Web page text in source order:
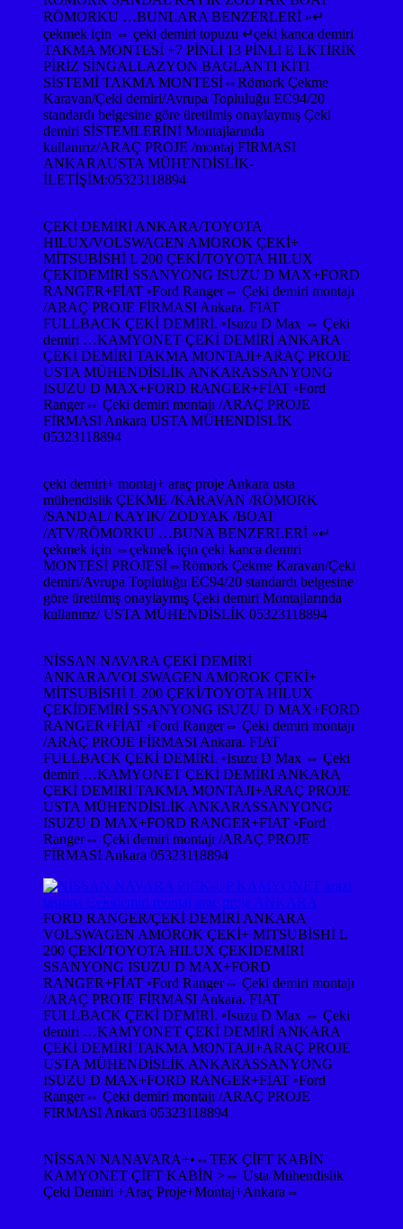
RÖMORKU …BUNLARA BENZERLERİ »↵
çekmek için ⇔ çeki demiri topuzu ↵çeki kanca demiri
TAKMA MONTESİ +7 PİNLİ 13 PİNLİ E LKTİRİK
PİRİZ SİNGALLAZYON BAGLANTI KİTİ
SİSTEMİ TAKMA MONTESİ⇔Römork Çekme
Karavan/Çeki demiri/Avrupa Topluluğu EC94/20
standardı belgesine göre üretilmiş onaylaymış Çeki
demiri SİSTEMLERİNİ Montajlarında
kullanırız/ARAÇ PROJE /montaj FİRMASI
ANKARAUSTA MÜHENDİSLİK-
İLETİŞİM:05323118894
ÇEKİ DEMİRİ ANKARA/TOYOTA
HILUX/VOLSWAGEN AMOROK ÇEKİ+
MİTSUBİSHİ L 200 ÇEKİ/TOYOTA HILUX
ÇEKİDEMİRİ SSANYONG ISUZU D MAX+FORD
RANGER+FİAT ◦Ford Ranger⇔ Çeki demiri montajı
/ARAÇ PROJE FİRMASI Ankara. FIAT
FULLBACK ÇEKİ DEMİRİ. ◦Isuzu D Max ⇔ Çeki
demiri …KAMYONET ÇEKİ DEMİRİ ANKARA
ÇEKİ DEMİRİ TAKMA MONTAJI+ARAÇ PROJE
USTA MÜHENDİSLİK ANKARASSANYONG
ISUZU D MAX+FORD RANGER+FİAT ◦Ford
Ranger⇔ Çeki demiri montajı /ARAÇ PROJE
FİRMASI Ankara USTA MÜHENDİSLİK
05323118894
çeki demiri+ montaj+ araç proje Ankara usta
mühendislik ÇEKME /KARAVAN /RÖMORK
/SANDAL/ KAYIK/ ZODYAK /BOAT
/ATV/RÖMORKU …BUNA BENZERLERİ »↵
çekmek için ⇔çekmek için çeki kanca demiri
MONTESİ PROJESİ⇔Römork Çekme Karavan/Çeki
demiri/Avrupa Topluluğu EC94/20 standardı belgesine
göre üretilmiş onaylaymış Çeki demiri Montajlarında
kullanırız/ USTA MÜHENDİSLİK 05323118894
NİSSAN NAVARA ÇEKİ DEMİRİ
ANKARA/VOLSWAGEN AMOROK ÇEKİ+
MİTSUBİSHİ L 200 ÇEKİ/TOYOTA HILUX
ÇEKİDEMİRİ SSANYONG ISUZU D MAX+FORD
RANGER+FİAT ◦Ford Ranger⇔ Çeki demiri montajı
/ARAÇ PROJE FİRMASI Ankara. FIAT
FULLBACK ÇEKİ DEMİRİ. ◦Isuzu D Max ⇔ Çeki
demiri …KAMYONET ÇEKİ DEMİRİ ANKARA
ÇEKİ DEMİRİ TAKMA MONTAJI+ARAÇ PROJE
USTA MÜHENDİSLİK ANKARASSANYONG
ISUZU D MAX+FORD RANGER+FİAT ◦Ford
Ranger⇔ Çeki demiri montajı /ARAÇ PROJE
FİRMASI Ankara 05323118894
FORD RANGER/ÇEKİ DEMİRİ ANKARA
VOLSWAGEN AMOROK ÇEKİ+ MİTSUBİSHİ L
200 ÇEKİ/TOYOTA HILUX ÇEKİDEMİRİ
SSANYONG ISUZU D MAX+FORD
RANGER+FİAT ◦Ford Ranger⇔ Çeki demiri montajı
/ARAÇ PROJE FİRMASI Ankara. FIAT
FULLBACK ÇEKİ DEMİRİ. ◦Isuzu D Max ⇔ Çeki
demiri …KAMYONET ÇEKİ DEMİRİ ANKARA
ÇEKİ DEMİRİ TAKMA MONTAJI+ARAÇ PROJE
USTA MÜHENDİSLİK ANKARASSANYONG
ISUZU D MAX+FORD RANGER+FİAT ◦Ford
Ranger⇔ Çeki demiri montajı /ARAÇ PROJE
FİRMASI Ankara 05323118894
NİSSAN NANAVARA+•⇔TEK ÇİFT KABİN
KAMYONET ÇİFT KABİN >⇔ Usta Mühendislik
Çeki Demiri +Araç Proje+Montaj+Ankara⇔